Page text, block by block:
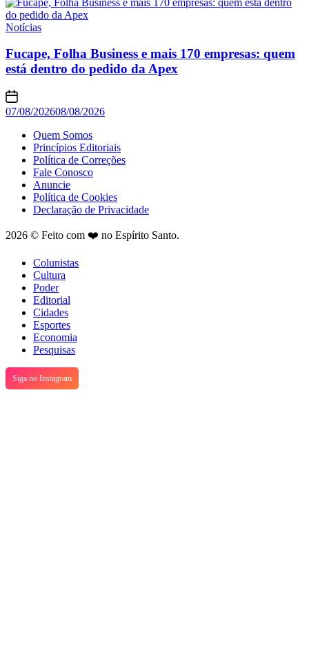
Notícias
Fucape, Folha Business e mais 170 empresas: quem
está dentro do pedido da Apex
07/08/202608/08/2026
Quem Somos
Princípios Editoriais
Política de Correções
Fale Conosco
Anuncie
Política de Cookies
Declaração de Privacidade
2026 © Feito com ❤️ no Espírito Santo.
Colunistas
Cultura
Poder
Editorial
Cidades
Esportes
Economia
Pesquisas
Siga no Instagram